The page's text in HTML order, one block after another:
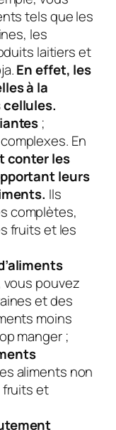
tels que les
les
laitiers et
En effet, les
à la
;
complexes. En
conter les
leurs
Ils
complètes,
fruits et les
vous pouvez
et des
moins
manger ;
aliments non
fruits et